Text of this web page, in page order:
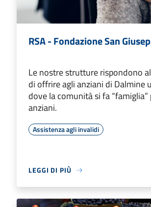
RSA - Fondazione San
Le nostre strutture rispondono
di offrire agli anziani di Dalmine
dove la comunità si fa “famiglia”
anziani.
Assistenza agli invalidi
LEGGI DI PIÙ